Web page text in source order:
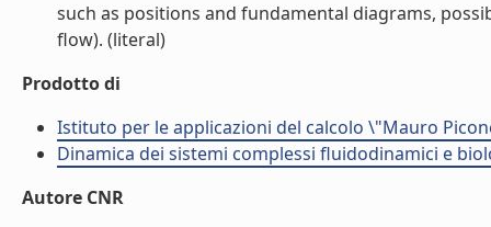
such as positions and fundamental diagrams,
flow). (literal)
Prodotto di
Istituto per le applicazioni del calcolo \"Mauro
Dinamica dei sistemi complessi fluidodinamici e
Autore CNR